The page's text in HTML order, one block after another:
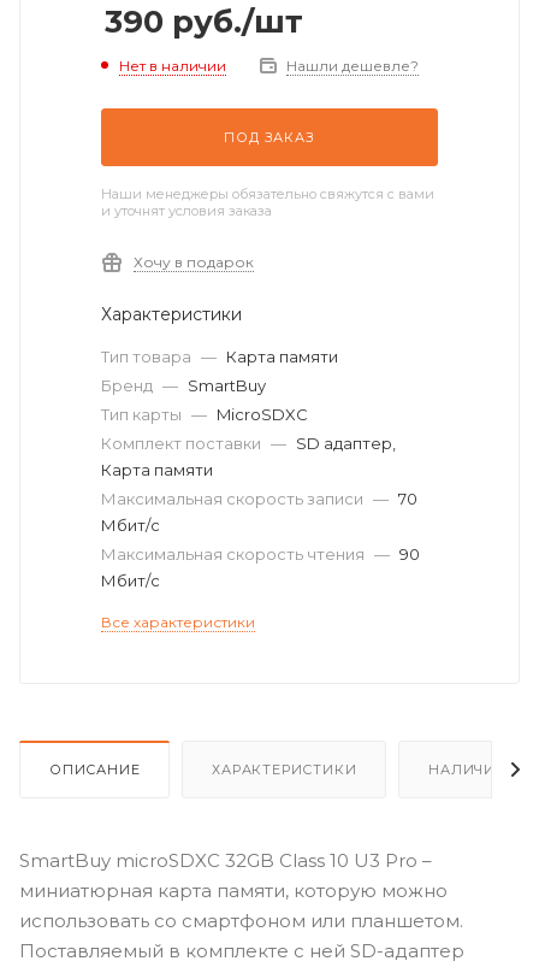
390 руб./шт
Нет в наличии Нашли дешевле?
ПОД ЗАКАЗ
Наши менеджеры обязательно свяжутся с вами
и уточнят условия заказа
Хочу в подарок
Характеристики
Тип товара — Карта памяти
Бренд — SmartBuy
Тип карты — MicroSDXC
Комплект поставки — SD адаптер,
Карта памяти
Максимальная скорость записи — 70
Мбит/с
Максимальная скорость чтения — 90
Мбит/с
Все характеристики
ОПИСАНИЕ ХАРАКТЕРИСТИКИ НАЛИЧИЕ
SmartBuy microSDXC 32GB Class 10 U3 Pro –
миниатюрная карта памяти, которую можно
использовать со смартфоном или планшетом.
Поставляемый в комплекте с ней SD-адаптер